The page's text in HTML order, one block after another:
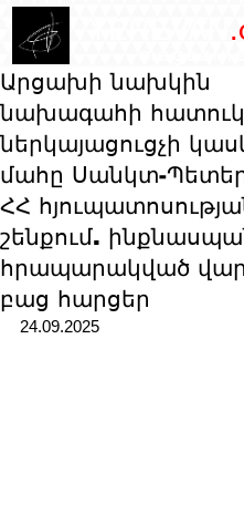
Արցախի նախկին
նախագահի հատուկ
ներկայացուցչի
մահը Սանկտ-
ՀՀ
շենքում.
հրապարակված
բաց հարցեր
24.09.2025